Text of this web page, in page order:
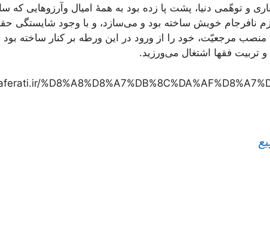
و توهّمی دنیا، پشت پا زده بود به همۀ امیال و آرزوهایی
نافرجام خویش ساخته بود و می‌سازد، و با وجود شایستگی
مرجعیّت، خود را از ورود در این ورطه بر کنار ساخته بود
و تربیت فقها اشتغال می‌ورزید.